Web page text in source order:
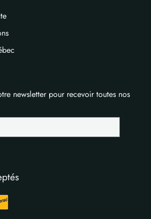
newsletter pour recevoir toutes nos